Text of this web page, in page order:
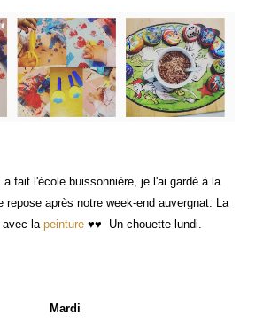
a fait l'école buissonnière, je l'ai gardé à la
repose après notre week-end auvergnat. La
lapeinture♥♥ Un chouette lundi.
Mardi